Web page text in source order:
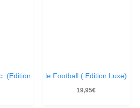
(Edition
le Football ( Edition Luxe)
19,95€